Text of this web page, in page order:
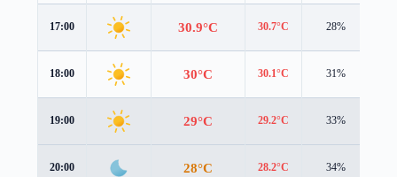
17:00 30.9°C 30.7°C 28%
18:00 30°C 30.1°C 31%
19:00 29°C 29.2°C 33%
20:00 28°C 28.2°C 34%